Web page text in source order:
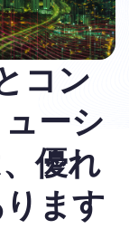
コン
ーシ
優れ
ます